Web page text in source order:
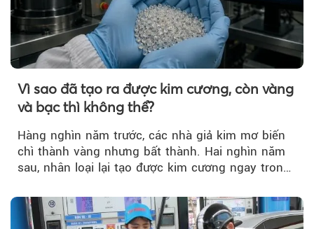
Vì sao đã tạo ra được kim cương, còn vàng
và bạc thì không thể?
Hàng nghìn năm trước, các nhà giả kim mơ biến
chì thành vàng nhưng bất thành. Hai nghìn năm
sau, nhân loại lại tạo được kim cương ngay trong